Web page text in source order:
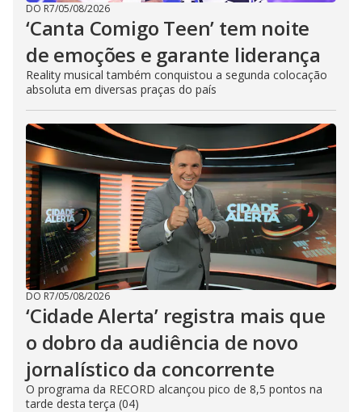
DO R7/05/08/2026
‘Canta Comigo Teen’ tem noite
de emoções e garante liderança
Reality musical também conquistou a segunda colocação
absoluta em diversas praças do país
DO R7/05/08/2026
‘Cidade Alerta’ registra mais que
o dobro da audiência de novo
jornalístico da concorrente
O programa da RECORD alcançou pico de 8,5 pontos na
tarde desta terça (04)